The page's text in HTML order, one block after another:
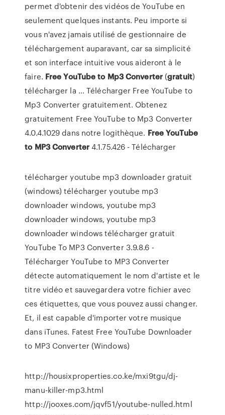
permet d'obtenir des vidéos de YouTube en
seulement quelques instants. Peu importe si
vous n'avez jamais utilisé de gestionnaire de
téléchargement auparavant, car sa simplicité
et son interface intuitive vous aideront à le
faire. Free YouTube to Mp3Converter(gratuit)
télécharger la ... Télécharger Free YouTube to
Mp3 Converter gratuitement. Obtenez
gratuitement Free YouTube to Mp3 Converter
4.0.4.1029 dans notre logithèque. FreeYouTube
to MP3Converter4.1.75.426 - Télécharger
télécharger youtube mp3 downloader gratuit
(windows) télécharger youtube mp3
downloader windows, youtube mp3
downloader windows, youtube mp3
downloader windows télécharger gratuit
YouTube To MP3 Converter 3.9.8.6 -
Télécharger YouTube to MP3 Converter
détecte automatiquement le nom d'artiste et le
titre vidéo et sauvegardera votre fichier avec
ces étiquettes, que vous pouvez aussi changer.
Et, il est capable d'importer votre musique
dans iTunes. Fatest Free YouTube Downloader
to MP3 Converter (Windows)
http://housixproperties.co.ke/mxi9tgu/dj-
manu-killer-mp3.html
http://jooxes.com/jqvf51/youtube-nulled.html